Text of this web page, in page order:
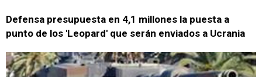
Defensa presupuesta en 4,1 millones la puesta a
punto de los 'Leopard' que serán enviados a Ucrania